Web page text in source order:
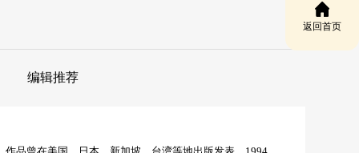
返回首页
编辑推荐